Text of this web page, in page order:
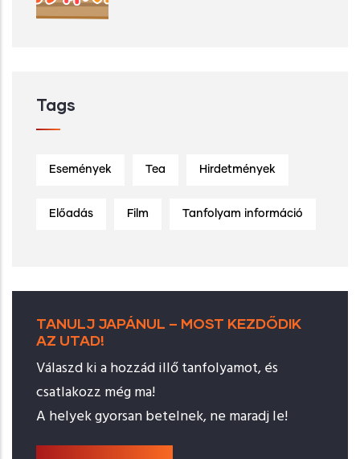
Tags
Események Tea Hirdetmények
Előadás Film Tanfolyam információ
TANULJ JAPÁNUL – MOST KEZDŐDIK
AZ UTAD!
Válaszd ki a hozzád illő tanfolyamot, és
csatlakozz még ma!
A helyek gyorsan betelnek, ne maradj le!